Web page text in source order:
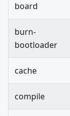
board
burn-
bootloader
cache
compile